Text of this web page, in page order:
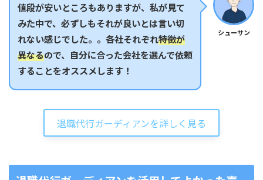
シューサン
値段が安いところもありますが、私が見て
みた中で、必ずしもそれが良いとは言い切
れない感じでした。。各社それぞれ特徴が
異なるので、自分に合った会社を選んで依頼
することをオススメします！
退職代行ガーディアンを詳しく見る